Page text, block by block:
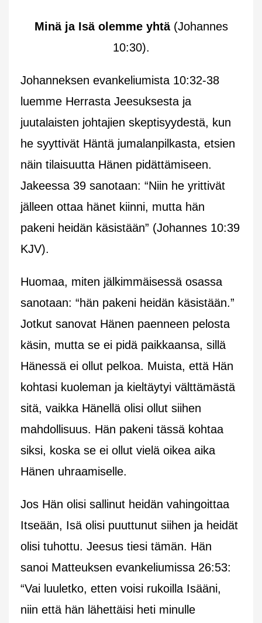
Minä ja Isä olemme yhtä(Johannes
10:30).
Johanneksen evankeliumista 10:32-38
luemme Herrasta Jeesuksesta ja
juutalaisten johtajien skeptisyydestä, kun
he syyttivät Häntä jumalanpilkasta, etsien
näin tilaisuutta Hänen pidättämiseen.
Jakeessa 39 sanotaan: “Niin he yrittivät
jälleen ottaa hänet kiinni, mutta hän
pakeni heidän käsistään” (Johannes 10:39
KJV).
Huomaa, miten jälkimmäisessä osassa
sanotaan: “hän pakeni heidän käsistään.”
Jotkut sanovat Hänen paenneen pelosta
käsin, mutta se ei pidä paikkaansa, sillä
Hänessä ei ollut pelkoa. Muista, että Hän
kohtasi kuoleman ja kieltäytyi välttämästä
sitä, vaikka Hänellä olisi ollut siihen
mahdollisuus. Hän pakeni tässä kohtaa
siksi, koska se ei ollut vielä oikea aika
Hänen uhraamiselle.
Jos Hän olisi sallinut heidän vahingoittaa
Itseään, Isä olisi puuttunut siihen ja heidät
olisi tuhottu. Jeesus tiesi tämän. Hän
sanoi Matteuksen evankeliumissa 26:53:
“Vai luuletko, etten voisi rukoilla Isääni,
niin että hän lähettäisi heti minulle